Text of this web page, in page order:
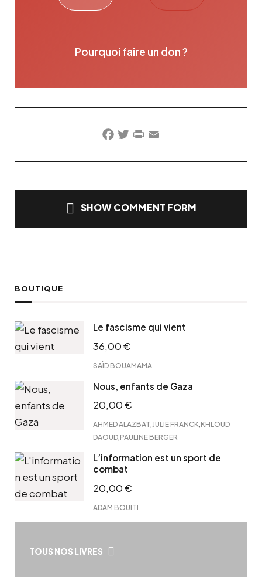
Pourquoi faire un don ?
Facebook
TwitterPrintFriendly
Email
SHOW COMMENT FORM
BOUTIQUE
Le fascisme qui vient
36,00€
SAÏD BOUAMAMA
Nous, enfants de Gaza
20,00€
AHMED ALAZBAT JULIE FRANCK KHLOUD
DAOUD PAULINE BERGER
L’information est un sport de
combat
20,00€
ADAM BOUITI
TOUS NOS LIVRES